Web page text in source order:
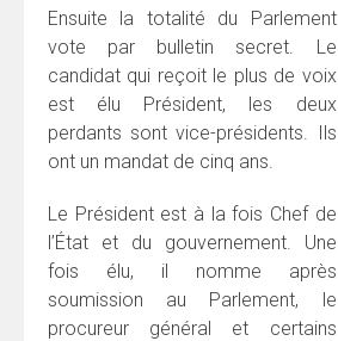
Ensuite la totalité du Parlement
vote par bulletin secret. Le
candidat qui reçoit le plus de voix
est élu Président, les deux
perdants sont vice-présidents. Ils
ont un mandat de cinq ans.
Le Président est à la fois Chef de
l’État et du gouvernement. Une
fois élu, il nomme après
soumission au Parlement, le
procureur général et certains